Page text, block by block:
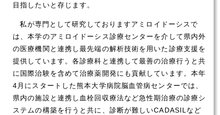
目指したいと存じます。
私が専門として研究しておりますアミロイドーシスで
は、本学のアミロイドーシス診療センターを介して県内外
の医療機関と連携し最先端の解析技術を用いた診療支援を
提供しています。各診療科と連携して最善の治療行うと共
に国際治験を含めて治療薬開発にも貢献しています。本年
4月にスタートした熊本大学病院脳血管病センターでは、
県内の施設と連携し血栓回収療法など急性期治療の診療シ
ステムの構築を行うと共に、診断が難しいCADASILなど